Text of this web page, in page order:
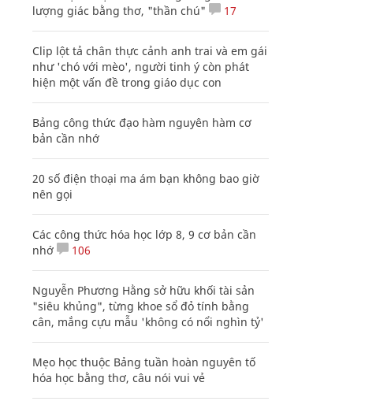
lượng giác bằng thơ, "thần chú"
17
Clip lột tả chân thực cảnh anh trai và em gái
như 'chó với mèo', người tinh ý còn phát
hiện một vấn đề trong giáo dục con
Bảng công thức đạo hàm nguyên hàm cơ
bản cần nhớ
20 số điện thoại ma ám bạn không bao giờ
nên gọi
Các công thức hóa học lớp 8, 9 cơ bản cần
nhớ
106
Nguyễn Phương Hằng sở hữu khối tài sản
"siêu khủng", từng khoe sổ đỏ tính bằng
cân, mắng cựu mẫu 'không có nổi nghìn tỷ'
Mẹo học thuộc Bảng tuần hoàn nguyên tố
hóa học bằng thơ, câu nói vui vẻ